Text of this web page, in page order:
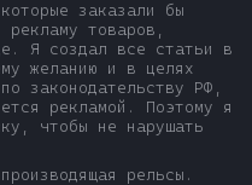
заказали бы
рекламу товаров,
Я создал все статьи в
желанию и в целях
законодательству РФ,
рекламой. Поэтому я
чтобы не нарушать
рельсы.